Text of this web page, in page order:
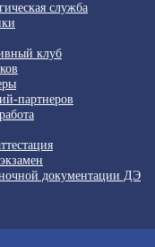
служба
клуб
партнеров
документации ДЭ